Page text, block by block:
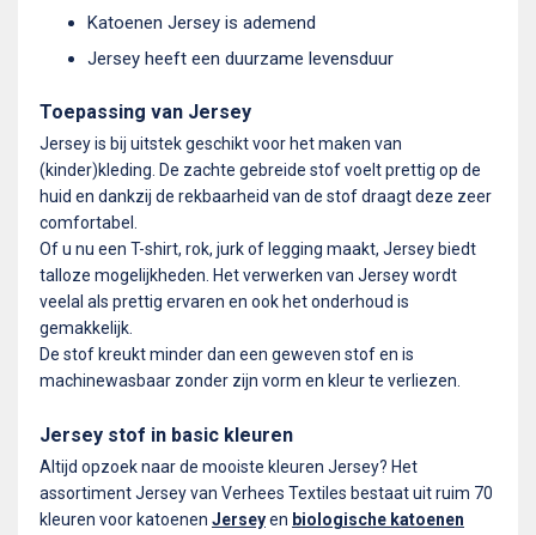
Katoenen Jersey is ademend
Jersey heeft een duurzame levensduur
Toepassing van Jersey
Jersey is bij uitstek geschikt voor het maken van
(kinder)kleding. De zachte gebreide stof voelt prettig op de
huid en dankzij de rekbaarheid van de stof draagt deze zeer
comfortabel.
Of u nu een T-shirt, rok, jurk of legging maakt, Jersey biedt
talloze mogelijkheden. Het verwerken van Jersey wordt
veelal als prettig ervaren en ook het onderhoud is
gemakkelijk.
De stof kreukt minder dan een geweven stof en is
machinewasbaar zonder zijn vorm en kleur te verliezen.
Jersey stof in basic kleuren
Altijd opzoek naar de mooiste kleuren Jersey? Het
assortiment Jersey van Verhees Textiles bestaat uit ruim 70
kleuren voor katoenen Jerseyen biologische katoenen